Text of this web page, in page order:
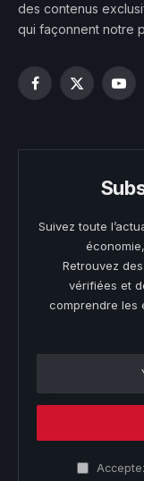
des contenus
qui façonnent notre
Facebook
X
Suivez toute
Retrouvez
vérifiées et
comprendre les